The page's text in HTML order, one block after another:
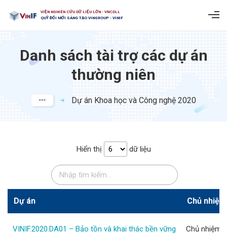
VIỆN NGHIÊN CỨU DỮ LIỆU LỚN - VNCDLL
QUỸ ĐỔI MỚI SÁNG TẠO VINGROUP - VINIF
Danh sách tài trợ các dự án
thường niên
Dự án Khoa học và Công nghệ 2020
Hiển thị dữ liệu
Dự án Chủ
VINIF.2020.DA01 – Bảo tồn và khai thác bền vững
Chủ nhiệm